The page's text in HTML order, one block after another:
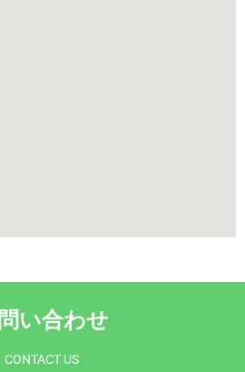
い合わせ
CONTACT US